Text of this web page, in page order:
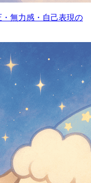
無力感・自己表現の